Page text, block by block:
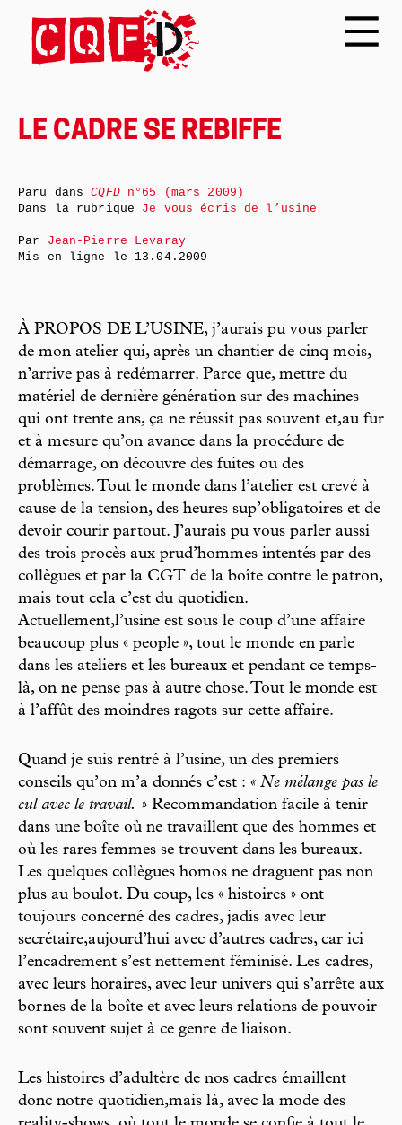
LE CADRE SE REBIFFE
À PROPOS DE L’USINE, j’aurais pu vous parler
de mon atelier qui, après un chantier de cinq mois,
n’arrive pas à redémarrer. Parce que, mettre du
matériel de dernière génération sur des machines
qui ont trente ans, ça ne réussit pas souvent et,au fur
et à mesure qu’on avance dans la procédure de
démarrage, on découvre des fuites ou des
problèmes. Tout le monde dans l’atelier est crevé à
cause de la tension, des heures sup’obligatoires et de
devoir courir partout. J’aurais pu vous parler aussi
des trois procès aux prud’hommes intentés par des
collègues et par la CGT de la boîte contre le patron,
mais tout cela c’est du quotidien.
Actuellement,l’usine est sous le coup d’une affaire
beaucoup plus « people », tout le monde en parle
dans les ateliers et les bureaux et pendant ce temps-
là, on ne pense pas à autre chose. Tout le monde est
à l’affût des moindres ragots sur cette affaire.
Quand je suis rentré à l’usine, un des premiers
conseils qu’on m’a donnés c’est : « Ne mélange pas le
cul avec le travail. » Recommandation facile à tenir
dans une boîte où ne travaillent que des hommes et
où les rares femmes se trouvent dans les bureaux.
Les quelques collègues homos ne draguent pas non
plus au boulot. Du coup, les « histoires » ont
toujours concerné des cadres, jadis avec leur
secrétaire,aujourd’hui avec d’autres cadres, car ici
l’encadrement s’est nettement féminisé. Les cadres,
avec leurs horaires, avec leur univers qui s’arrête aux
bornes de la boîte et avec leurs relations de pouvoir
sont souvent sujet à ce genre de liaison.
Les histoires d’adultère de nos cadres émaillent
donc notre quotidien,mais là, avec la mode des
Paru dansCQFDn°65 (mars 2009)
Dans la rubrique Je vous écris de l’usine
Par Jean-Pierre Levaray
Mis en ligne le 13.04.2009